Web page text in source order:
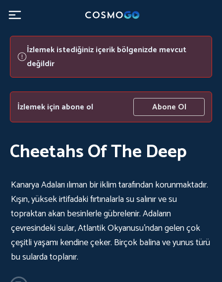
İzlemek istediğiniz içerik bölgenizde mevcut
değildir
İzlemek için abone ol Abone Ol
Cheetahs Of The Deep
Kanarya Adaları ılıman bir iklim tarafından korunmaktadır.
Kışın, yüksek irtifadaki fırtınalarla su salınır ve su
topraktan akan besinlerle gübrelenir. Adaların
çevresindeki sular, Atlantik Okyanusu'ndan gelen çok
çeşitli yaşamı kendine çeker. Birçok balina ve yunus türü
bu sularda toplanır.